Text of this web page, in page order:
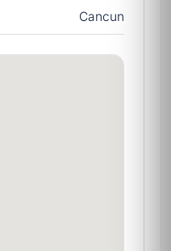
Cancun